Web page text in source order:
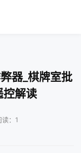
器_棋牌室批
控解读
：1